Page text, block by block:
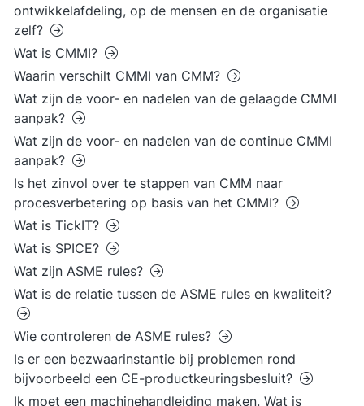
ontwikkelafdeling, op de mensen en de organisatie
zelf?
Wat is CMMI?
Waarin verschilt CMMI van CMM?
Wat zijn de voor- en nadelen van de gelaagde CMMI
aanpak?
Wat zijn de voor- en nadelen van de continue CMMI
aanpak?
Is het zinvol over te stappen van CMM naar
procesverbetering op basis van het CMMI?
Wat is TickIT?
Wat is SPICE?
Wat zijn ASME rules?
Wat is de relatie tussen de ASME rules en kwaliteit?
Wie controleren de ASME rules?
Is er een bezwaarinstantie bij problemen rond
bijvoorbeeld een CE-productkeuringsbesluit?
Ik moet een machinehandleiding maken. Wat is